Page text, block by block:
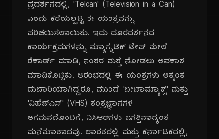
ಪ್ರದರ್ಶನದಲ್ಲಿ, 'Telcan' (Television in a Can)
ಎಂದು ಕರೆಯಲ್ಪಟ್ಟ ಈ ಯಂತ್ರವನ್ನು
ಪರಿಚಯಿಸಲಾಯಿತು. ಇದು ದೂರದರ್ಶನದ
ಕಾರ್ಯಕ್ರಮಗಳನ್ನು ಮ್ಯಾಗ್ನೆಟಿಕ್ ಟೇಪ್ ಮೇಲೆ
ರೆಕಾರ್ಡ್ ಮಾಡಿ, ನಂತರ ಮತ್ತೆ ನೋಡಲು ಅವಕಾಶ
ಮಾಡಿಕೊಟ್ಟಿತು. ಆರಂಭದಲ್ಲಿ ಈ ಯಂತ್ರಗಳು ಅತ್ಯಂತ
ದುಬಾರಿಯಾಗಿದ್ದರೂ, ಮುಂದೆ 'ಬೀಟಾಮ್ಯಾಕ್ಸ್' ಮತ್ತು
'ವಿಹೆಚ್‌ಎಸ್' (VHS) ತಂತ್ರಜ್ಞಾನಗಳ
ಆಗಮನದೊಂದಿಗೆ, ವಿಸಿಆರ್‌ಗಳು ಜಗತ್ತಿನಾದ್ಯಂತ
ಮನೆಮಾತಾದವು. ಭಾರತದಲ್ಲಿ ಮತ್ತು ಕರ್ನಾಟಕದಲ್ಲಿ,